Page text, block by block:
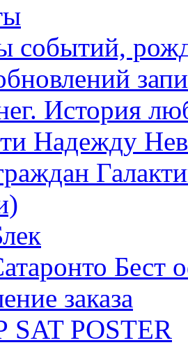
событий,
История
Надежду
Бест
заказа
POSTER